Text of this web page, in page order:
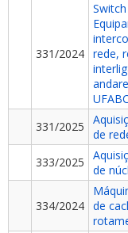
331/2024 rede,
331/2025
de
333/2025
de
334/2024 de